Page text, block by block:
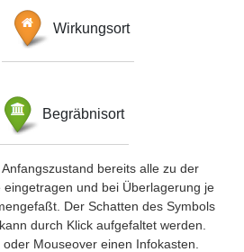
Wirkungsort
Begräbnisort
bereits alle zu der
eingetragen und bei Überlagerung je
Der Schatten des Symbols
durch Klick aufgefaltet werden.
Mouseover einen Infokasten.